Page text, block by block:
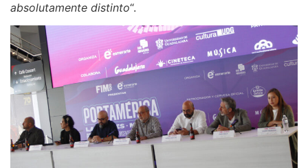
absolutamente distinto“.